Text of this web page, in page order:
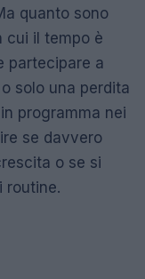
quanto sono
cui il tempo è
partecipare a
solo una perdita
programma nei
se davvero
o se si
routine.